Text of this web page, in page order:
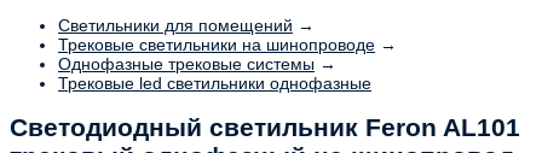
Светильники для помещений →
Трековые светильники на шинопроводе →
Однофазные трековые системы →
Трековые led светильники однофазные
Светодиодный светильник Feron AL101